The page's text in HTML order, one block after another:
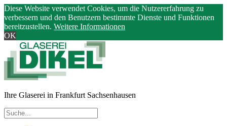
Diese Website verwendet Cookies, um die Nutzererfahrung zu
verbessern und den Benutzern bestimmte Dienste und Funktionen
bereitzustellen. Weitere Informationen
OK
Ihre Glaserei in Frankfurt Sachsenhausen